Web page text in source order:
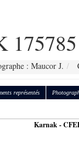
175785
: Maucor J.
représentés